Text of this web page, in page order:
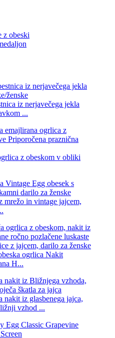
z obeski
iz nerjavečega jekla
...
z obeskom v obliki
mrežo in vintage jajcem,
ogrlica Nakit
H...
nakit iz glasbenega jajca,
vzhod ...